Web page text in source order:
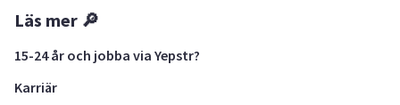
Läs mer 🔎
15-24 år och jobba via Yepstr?
Karriär